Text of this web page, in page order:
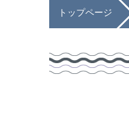
トップページ